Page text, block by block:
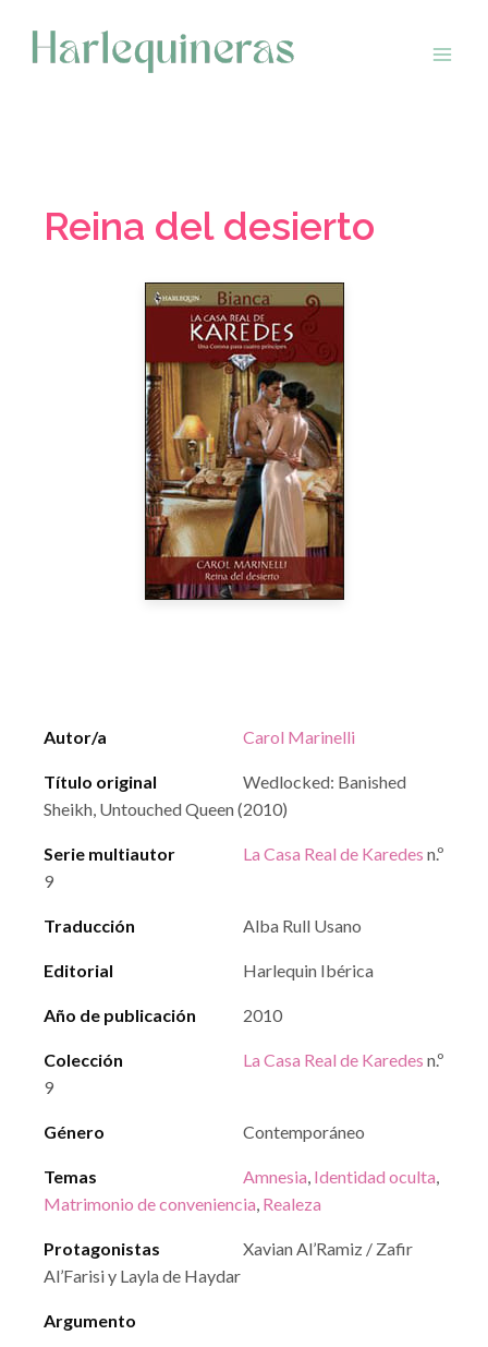
contenido
Reina del desierto
Autor/a Carol Marinelli
Título original
Wedlocked: Banished
Sheikh, Untouched Queen (2010)
Serie multiautor La Casa Real de Karedes n.º
9
Traducción Alba Rull Usano
Editorial Harlequin Ibérica
Año de publicación 2010
Colección La Casa Real de Karedes n.º
9
Género Contemporáneo
Temas Amnesia, Identidad oculta,
Matrimonio de conveniencia, Realeza
Protagonistas
Xavian Al’Ramiz / Zafir
Al’Farisi y Layla de Haydar
Argumento